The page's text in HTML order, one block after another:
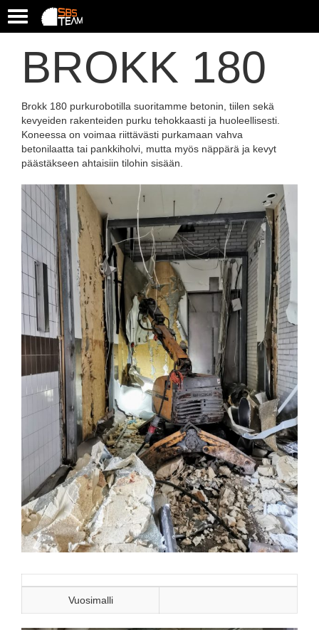
T
n
a
a
n
BROKK 180
Brokk 180 purkurobotilla suoritamme betonin, tiilen sekä
kevyeiden rakenteiden purku tehokkaasti ja huoleellisesti.
Koneessa on voimaa riittävästi purkamaan vahva
betonilaatta tai pankkiholvi, mutta myös näppärä ja kevyt
päästäkseen ahtaisiin tilohin sisään.
Vuosimalli